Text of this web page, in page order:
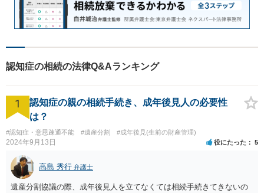
認知症の相続の法律Q&Aランキング
1
認知症の親の相続手続き、成年後見人の必要性
は？
#認知症・意思疎通不能 #遺産分割 #成年後見(生前の財産管理)
2024年9月13日 役にたった 5
高島 秀行 弁護士
遺産分割協議の際、成年後見人を立てなくては相続手続きてきないの